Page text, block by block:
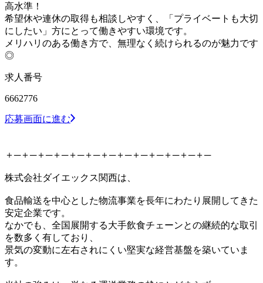
高水準！
希望休や連休の取得も相談しやすく、「プライベートも大切
にしたい」方にとって働きやすい環境です。
メリハリのある働き方で、無理なく続けられるのが魅力です
◎
求人番号
6662776
応募画面に進む
＋─＋─＋─＋─＋─＋─＋─＋─＋─＋─＋─＋─＋─
株式会社ダイエックス関西は、
食品輸送を中心とした物流事業を長年にわたり展開してきた
安定企業です。
なかでも、全国展開する大手飲食チェーンとの継続的な取引
を数多く有しており、
景気の変動に左右されにくい堅実な経営基盤を築いていま
す。